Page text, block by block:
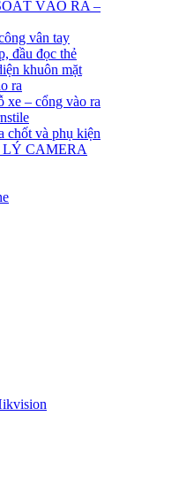
VÀO RA –
vân tay
đầu đọc thẻ
khuôn mặt
ra
xe – cổng vào ra
chốt và phụ kiện
CAMERA